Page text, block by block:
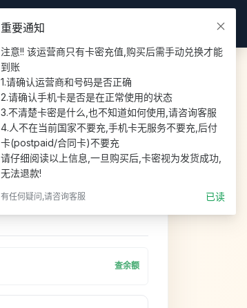
03 支付
查余额
重要通知
注意!! 该运营商只有卡密充值,购买后需手动兑换才能
到账
1.请确认运营商和号码是否正确
2.请确认手机卡是否是在正常使用的状态
3.不清楚卡密是什么,也不知道如何使用,请咨询客服
4.人不在当前国家不要充,手机卡无服务不要充,后付
卡(postpaid/合同卡)不要充
请仔细阅读以上信息,一旦购买后,卡密视为发货成功,
无法退款!
有任何疑问,请咨询客服 已读